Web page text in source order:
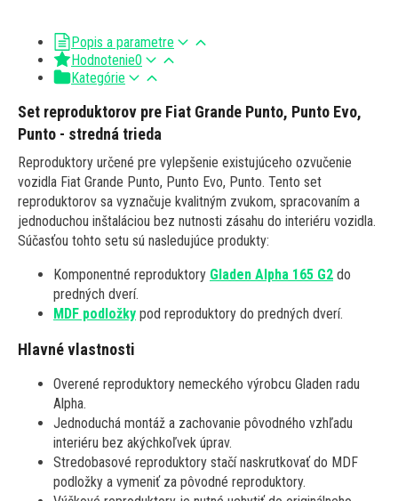
Popis a parametre
Hodnotenie0
Kategórie
Set reproduktorov pre Fiat Grande Punto, Punto Evo,
Punto - stredná trieda
Reproduktory určené pre vylepšenie existujúceho ozvučenie
vozidla Fiat Grande Punto, Punto Evo, Punto. Tento set
reproduktorov sa vyznačuje kvalitným zvukom, spracovaním a
jednoduchou inštaláciou bez nutnosti zásahu do interiéru vozidla.
Súčasťou tohto setu sú nasledujúce produkty:
Komponentné reproduktory Gladen Alpha 165 G2 do
predných dverí.
MDF podložky pod reproduktory do predných dverí.
Hlavné vlastnosti
Overené reproduktory nemeckého výrobcu Gladen radu
Alpha.
Jednoduchá montáž a zachovanie pôvodného vzhľadu
interiéru bez akýchkoľvek úprav.
Stredobasové reproduktory stačí naskrutkovať do MDF
podložky a vymeniť za pôvodné reproduktory.